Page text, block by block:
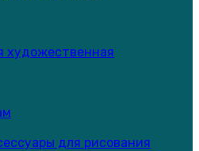
художественная
для рисования